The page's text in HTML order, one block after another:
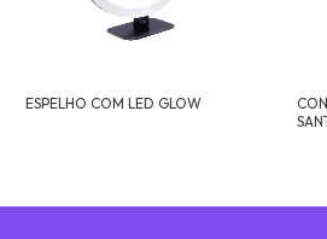
ESPELHO COM LED GLOW